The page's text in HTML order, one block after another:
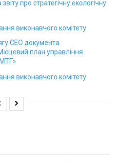
про стратегічну екологічну
виконавчого комітету
СЕО документа
план управління
виконавчого комітету